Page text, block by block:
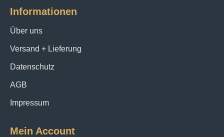
Informationen
Über uns
Versand + Lieferung
Datenschutz
AGB
Impressum
Mein Account